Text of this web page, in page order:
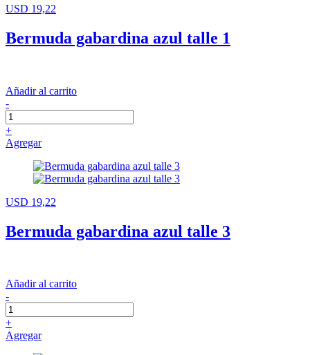
USD 19,22
Bermuda gabardina azul talle 1
Añadir al carrito
-
+
Agregar
USD 19,22
Bermuda gabardina azul talle 3
Añadir al carrito
-
+
Agregar